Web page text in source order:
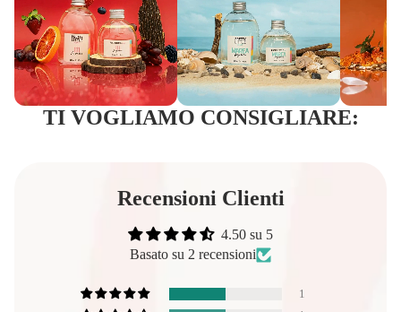
TI VOGLIAMO CONSIGLIARE:
Recensioni Clienti
4.50 su 5
Basato su 2 recensioni
1